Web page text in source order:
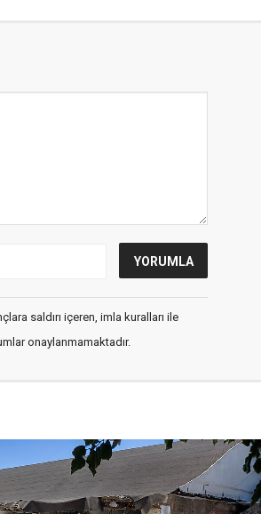
saldırı içeren, imla kuralları ile
onaylanmamaktadır.